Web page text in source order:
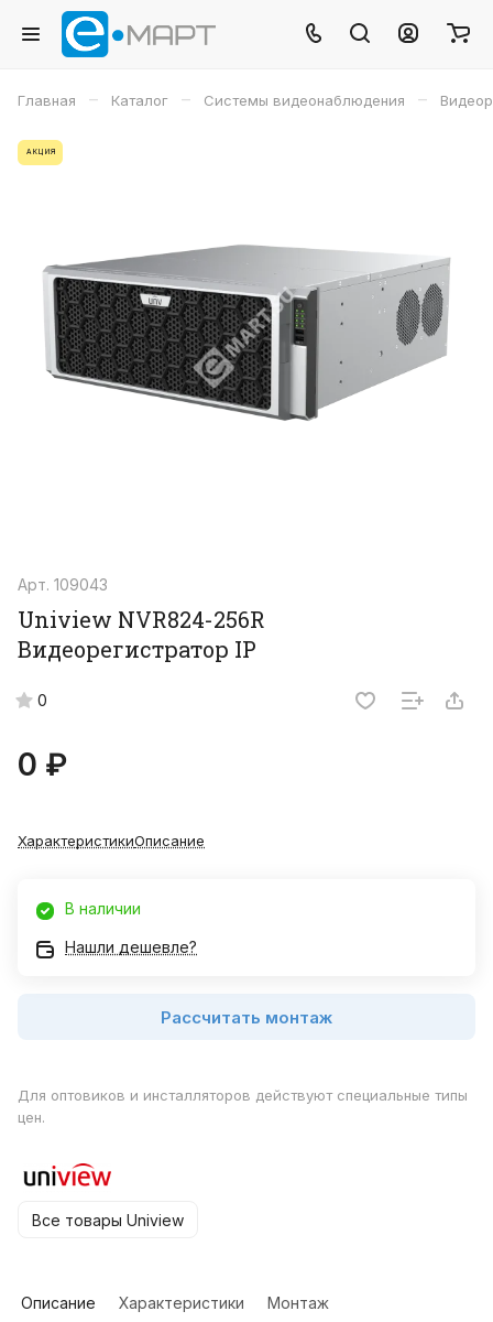
Главная – Каталог – Системы видеонаблюдения –
АКЦИЯ
Арт. 109043
Uniview NVR824-256R
Видеорегистратор IP
0
0 ₽
ХарактеристикиОписание
В наличии
Нашли дешевле?
Рассчитать монтаж
Для оптовиков и инсталляторов действуют специальные типы
цен.
Все товары Uniview
Описание Характеристики Монтаж